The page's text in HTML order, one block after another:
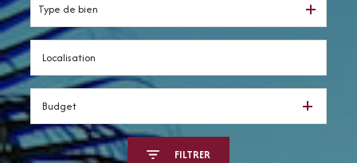
Type de bien
Budget
FILTRER